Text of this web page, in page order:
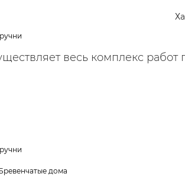
весь комплекс работ
дома